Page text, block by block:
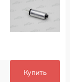
Купить